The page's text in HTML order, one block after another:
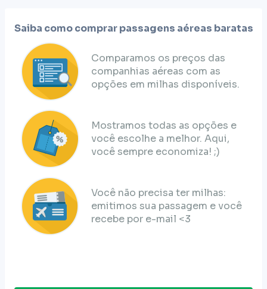
Saiba como comprar passagens aéreas baratas
Comparamos os preços das
companhias aéreas com as
opções em milhas disponíveis.
Mostramos todas as opções e
você escolhe a melhor. Aqui,
você sempre economiza! ;)
Você não precisa ter milhas:
emitimos sua passagem e você
recebe por e-mail <3